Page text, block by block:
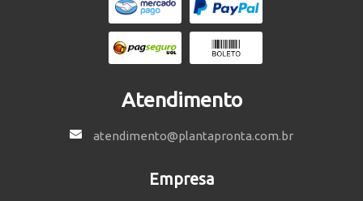
Atendimento
atendimento@plantapronta.com.br
Empresa